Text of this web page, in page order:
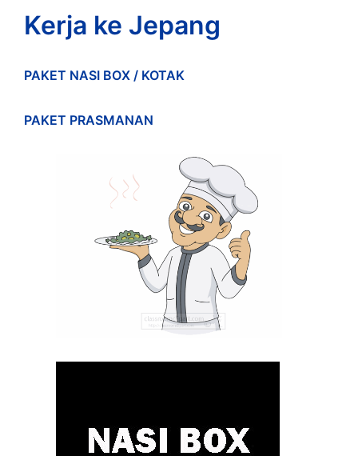
Kerja ke Jepang
PAKET NASI BOX / KOTAK
PAKET PRASMANAN